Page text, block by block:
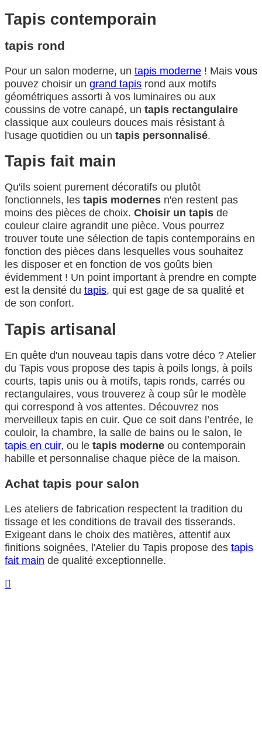
Tapis contemporain
tapis rond
Pour un salon moderne, un tapis moderne ! Mais vous
pouvez choisir un grand tapis rond aux motifs
géométriques assorti à vos luminaires ou aux
coussins de votre canapé, un tapis rectangulaire
classique aux couleurs douces mais résistant à
l'usage quotidien ou un tapis personnalisé.
Tapis fait main
Qu'ils soient purement décoratifs ou plutôt
fonctionnels, les tapis modernes n'en restent pas
moins des pièces de choix. Choisir un tapis de
couleur claire agrandit une pièce. Vous pourrez
trouver toute une sélection de tapis contemporains en
fonction des pièces dans lesquelles vous souhaitez
les disposer et en fonction de vos goûts bien
évidemment ! Un point important à prendre en compte
est la densité du tapis, qui est gage de sa qualité et
de son confort.
Tapis artisanal
En quête d'un nouveau tapis dans votre déco ? Atelier
du Tapis vous propose des tapis à poils longs, à poils
courts, tapis unis ou à motifs, tapis ronds, carrés ou
rectangulaires, vous trouverez à coup sûr le modèle
qui correspond à vos attentes. Découvrez nos
merveilleux tapis en cuir. Que ce soit dans l’entrée, le
couloir, la chambre, la salle de bains ou le salon, le
tapis en cuir, ou le tapis moderne ou contemporain
habille et personnalise chaque pièce de la maison.
Achat tapis pour salon
Les ateliers de fabrication respectent la tradition du
tissage et les conditions de travail des tisserands.
Exigeant dans le choix des matières, attentif aux
finitions soignées, l'Atelier du Tapis propose des tapis
fait main de qualité exceptionnelle.
